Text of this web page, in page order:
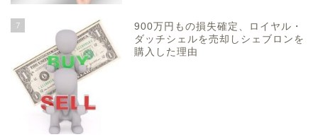
7
900万円もの損失確定、ロイヤル・
ダッチシェルを売却しシェブロンを
購入した理由